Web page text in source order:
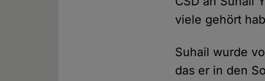
viele gehört
Suhail wurde
das er in den